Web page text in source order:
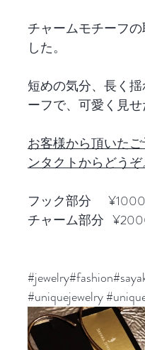
チャームモチーフ
した。
短めの気分、長く
ーフで、可愛く見
お客様から頂いた
ンタクトからどうぞ
フック部分
チャーム部分
#jewelry
#uniquejewelry